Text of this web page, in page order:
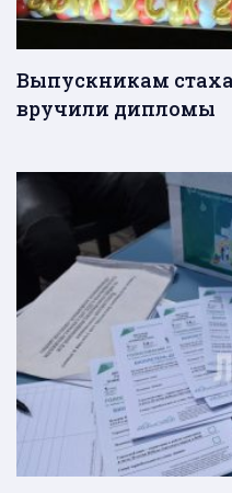
Выпускникам
вручили дипломы